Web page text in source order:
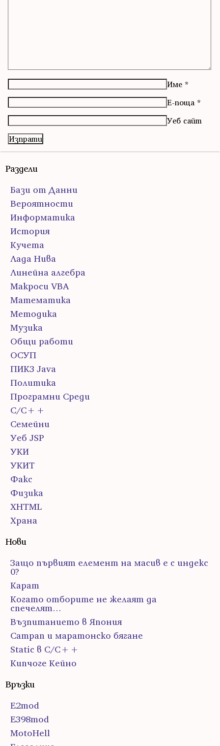
Име *
Е-поща *
Уеб сайт
Раздели
Бази от Данни
Вероятности
Информатика
История
Кучета
Лада Нива
Линейна алгебра
Макроси VBA
Математика
Методика
Музика
Общи работи
ОСУП
ПИК3 Java
Политика
Програмни Среди
С/С++
Семейни
Уеб JSP
УКИ
УКИТ
Факс
Физика
ХHTML
Храна
Нови
Защо първият елемент на масив е с индекс
0?
Карат
Когато отборите не желаят да
спечелят…
Възпитанието в Япония
Сатрап и маратонско бягане
Static в C/C++
Кипчоге Кейно
Връзки
E2mod
E398mod
MotoHell